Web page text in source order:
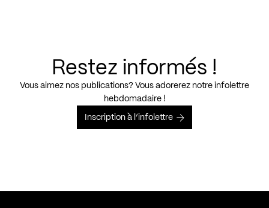
Restez informés !
Vous aimez nos publications? Vous adorerez notre infolettre
hebdomadaire !
Inscription à l’infolettre